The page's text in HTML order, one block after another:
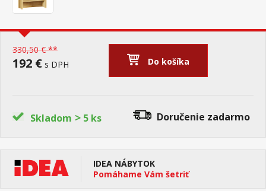
330,50 € **
192 € s DPH Do košíka
Skladom > 5 ks Doručenie zadarmo
IDEA NÁBYTOK
Pomáhame Vám šetriť